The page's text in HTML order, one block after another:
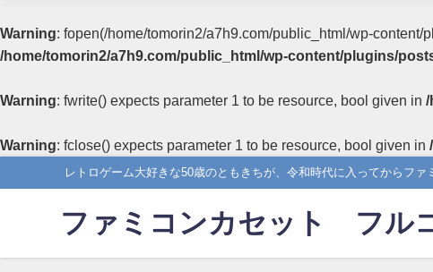
Warning: fopen(/home/tomorin2/a7h9.com/public_html/wp-
/home/tomorin2/a7h9.com/public_html/wp-content/plugins/
Warning: fwrite() expects parameter 1 to be resource, bool given in /
Warning: fclose() expects parameter 1 to be resource, bool given in
レトロゲーム大好きな50歳のともきちが、令和時代に入ってからフ
ファミコンカセット フル